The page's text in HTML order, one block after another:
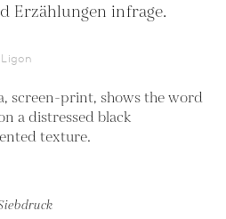
Erzählungen infrage.